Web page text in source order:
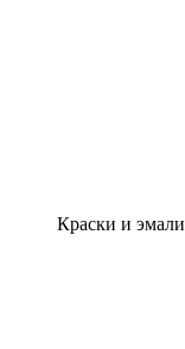
Краски и эмали